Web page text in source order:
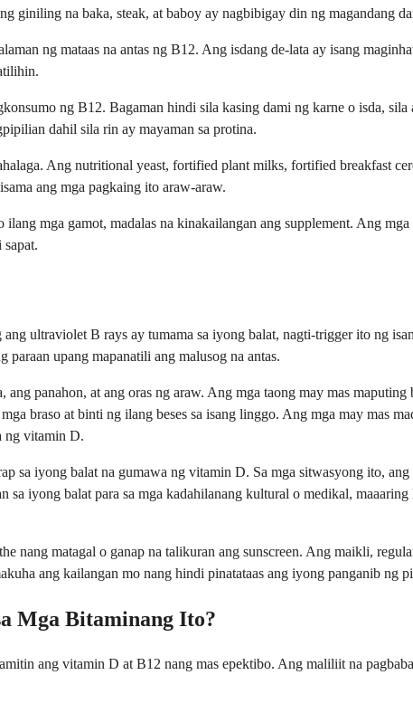
giniling na baka, steak, at baboy ay nagbibigay din ng magandang
ng mataas na antas ng B12. Ang isdang de-lata ay isang
ng B12. Bagaman hindi sila kasing dami ng karne o isda,
dahil sila rin ay mayaman sa protina.
Ang nutritional yeast, fortified plant milks, fortified breakfast
ang mga pagkaing ito araw-araw.
mga gamot, madalas na kinakailangan ang supplement. Ang
ultraviolet B rays ay tumama sa iyong balat, nagti-trigger ito ng
paraan upang mapanatili ang malusog na antas.
panahon, at ang oras ng araw. Ang mga taong may mas maputing
braso at binti ng ilang beses sa isang linggo. Ang mga may mas
ng vitamin D.
sa iyong balat na gumawa ng vitamin D. Sa mga sitwasyong ito,
iyong balat para sa mga kadahilanang kultural o medikal,
nang matagal o ganap na talikuran ang sunscreen. Ang maikli,
ang kailangan mo nang hindi pinatataas ang iyong panganib ng
Mga Bitaminang Ito?
ang vitamin D at B12 nang mas epektibo. Ang maliliit na